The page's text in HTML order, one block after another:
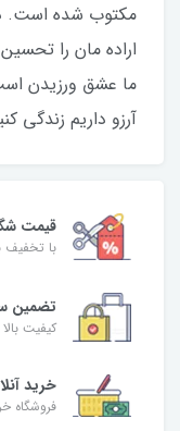
مکتوب شده است.
اراده مان را تحسین
ما عشق ورزیدن
آرزو داریم زندگی
قیمت
با تخفیف
تضمین
کیفیت بالا
خرید
فروشگاه